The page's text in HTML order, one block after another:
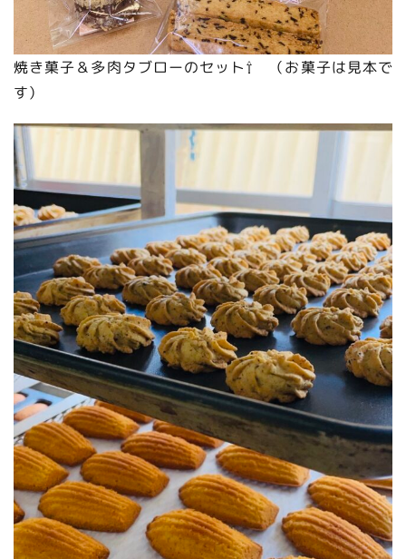
焼き菓子＆多肉タブローのセット⇧ （お菓子は見本で
す）